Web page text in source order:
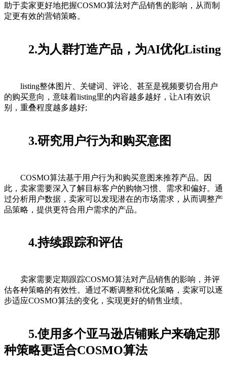
助于卖家更好地把握COSMO算法对产品销售的影响，从而制
定更有效的营销策略。
2.为人群打造产品，为AI优化Listing
listing整体图片、关键词、评论、甚至是视频要切合用户
的购买意向，意味着listing里的内容越多越好，让AI有效识
别，重叠程度越多越好;
3.研究用户行为和购买意图
COSMO算法基于用户行为和购买意图来推荐产品。因
此，卖家需要深入了解目标客户的购物习惯、需求和偏好。通
过分析用户数据，卖家可以发现潜在的市场需求，从而调整产
品策略，提供更符合用户需求的产品。
4.持续跟踪和评估
卖家需要定期跟踪COSMO算法对产品销售的影响，并评
估各种策略的有效性。通过不断调整和优化策略，卖家可以逐
步适应COSMO算法的变化，实现更好的销售业绩。
5.使用多个亚马逊店铺账户来确定那
种策略更适合COSMO算法